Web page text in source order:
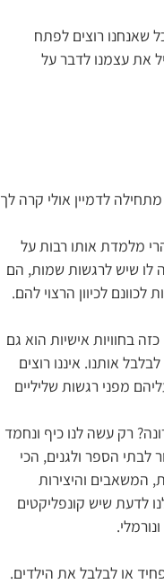
שאנחנו רוצים לפתח
את עצמנו לדבר על
לדמיין אולי קרה לך
מלמדת אותו רבות על
לו שיש לרגשות שמות, הם
לכיוון הרצוי להם.
בחוויות אישיות הוא גם
אותנו. איננו רוצים
מפני רגשות שליליים
רק עשה לנו כיף ונחמד
לא נראה לי שכדאי לחזור לבתי הספר ולגנים, הכי
המשאבים והיצירות
לדעת שיש קונפליקטים
או לבלבל את הילדים.